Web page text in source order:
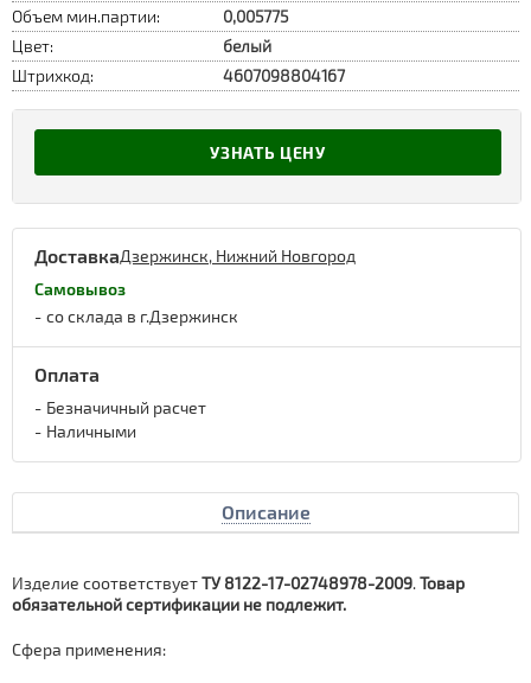
Объем мин.партии:
0,005775
Цвет:
белый
Штрихкод:
4607098804167
УЗНАТЬ ЦЕНУ
ДоставкаДзержинск, Нижний Новгород
Самовывоз
со склада в г.Дзержинск
Оплата
Безначичный расчет
Наличными
Описание
Изделие соответствуетТУ8122-17-02748978-2009.Товар
обязательной сертификации не подлежит.
Сфера применения: